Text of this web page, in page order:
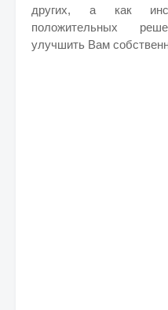
других, а как
положительных
улучшить Вам